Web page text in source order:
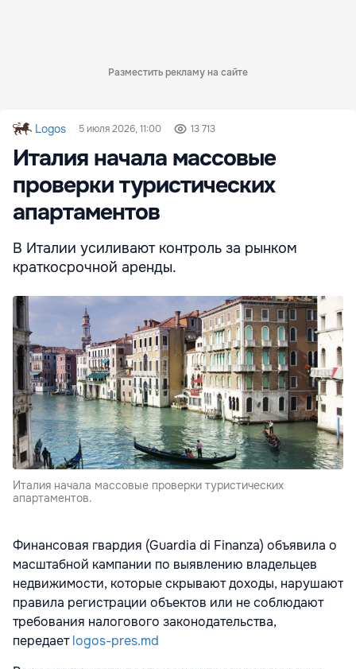
Разместить рекламу на сайте
Logos 5 июля 2026, 11:00 13 713
Италия начала массовые
проверки туристических
апартаментов
В Италии усиливают контроль за рынком
краткосрочной аренды.
Италия начала массовые проверки туристических
апартаментов.
Финансовая гвардия (Guardia di Finanza) объявила о
масштабной кампании по выявлению владельцев
недвижимости, которые скрывают доходы, нарушают
правила регистрации объектов или не соблюдают
требования налогового законодательства,
передаетlogos-pres.md